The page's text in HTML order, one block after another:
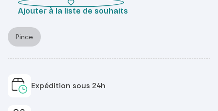
Ajouter à la liste de souhaits
Pince
Expédition sous 24h